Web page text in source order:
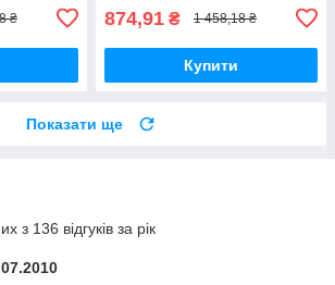
₴ 874,91 ₴ 1 458,18 ₴
Купити
Показати ще
з 136 відгуків за рік